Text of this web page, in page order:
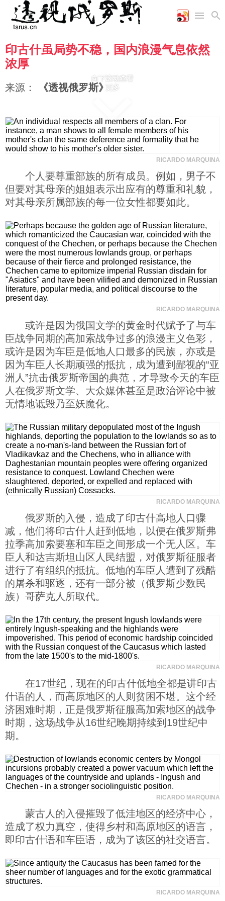
首页
国际
时政
军事
空军
海军
陆军
评论
经济
财经
商业
工业
科技
社会
文化
文艺
教育
美食
历史
体育
旅游
视听
图片新闻
高清图片
漫画
印古什虽局势不稳，国内浪漫气息依然
浓厚
来源： 《透视俄罗斯》
向下滚动查看
更多
RICARDO MARQUINA
个人要尊重部族的所有成员。例如，男子不
但要对其母亲的姐姐表示出应有的尊重和礼貌，
对其母亲所属部族的每一位女性都要如此。
RICARDO MARQUINA
或许是因为俄国文学的黄金时代赋予了与车
臣战争同期的高加索战争过多的浪漫主义色彩，
或许是因为车臣是低地人口最多的民族，亦或是
因为车臣人长期顽强的抵抗，成为遭到鄙视的“亚
洲人”抗击俄罗斯帝国的典范，才导致今天的车臣
人在俄罗斯文学、大众媒体甚至是政治评论中被
无情地诋毁乃至妖魔化。
RICARDO MARQUINA
俄罗斯的入侵，造成了印古什高地人口骤
减，他们将印古什人赶到低地，以便在俄罗斯弗
拉季高加索要塞和车臣之间形成一个无人区。车
臣人和达吉斯坦山区人民结盟，对俄罗斯征服者
进行了有组织的抵抗。低地的车臣人遭到了残酷
的屠杀和驱逐，还有一部分被（俄罗斯少数民
族）哥萨克人所取代。
RICARDO MARQUINA
在17世纪，现在的印古什低地全都是讲印古
什语的人，而高原地区的人则贫困不堪。这个经
济困难时期，正是俄罗斯征服高加索地区的战争
时期，这场战争从16世纪晚期持续到19世纪中
期。
RICARDO MARQUINA
蒙古人的入侵摧毁了低洼地区的经济中心，
造成了权力真空，使得乡村和高原地区的语言，
即印古什语和车臣语，成为了该区的社交语言。
RICARDO MARQUINA